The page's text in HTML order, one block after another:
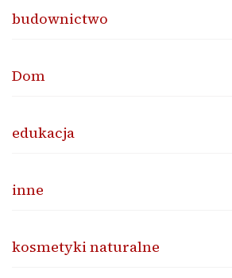
budownictwo
Dom
edukacja
inne
kosmetyki naturalne